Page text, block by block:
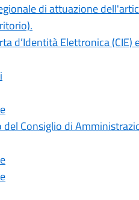
di attuazione
d’Identità Elettronica
Consiglio di